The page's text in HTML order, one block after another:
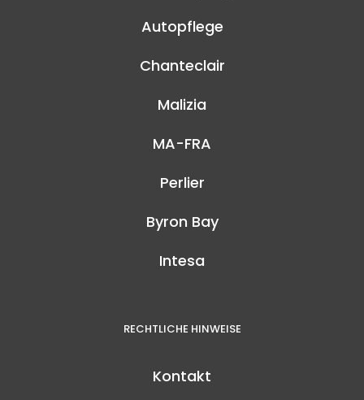
Autopflege
Chanteclair
Malizia
MA-FRA
Perlier
Byron Bay
Intesa
RECHTLICHE HINWEISE
Kontakt